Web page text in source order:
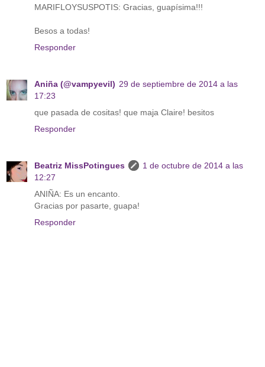
MARIFLOYSUSPOTIS: Gracias, guapísima!!!
Besos a todas!
Responder
Aniña (@vampyevil) 29 de septiembre de 2014 a las
17:23
que pasada de cositas! que maja Claire! besitos
Responder
Beatriz MissPotingues
1 de octubre de 2014 a las
12:27
ANIÑA: Es un encanto.
Gracias por pasarte, guapa!
Responder